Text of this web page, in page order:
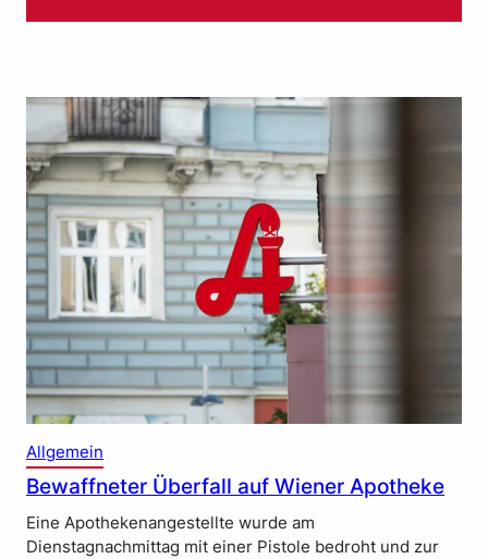
Allgemein
Bewaffneter Überfall auf Wiener Apotheke
Eine Apothekenangestellte wurde am
Dienstagnachmittag mit einer Pistole bedroht und zur